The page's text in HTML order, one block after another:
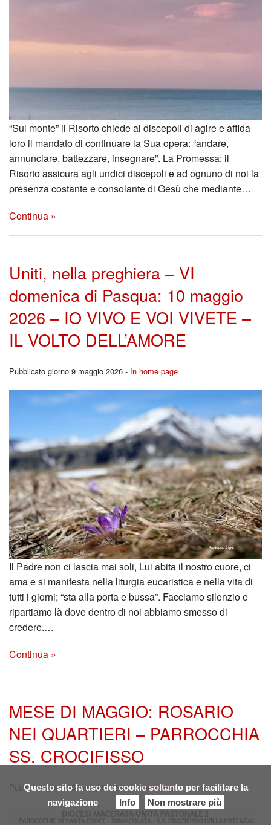
Questo sito fa uso dei cookie soltanto per facilitare la
navigazione
Info Non mostrare più
“Sul monte” il Risorto chiede ai discepoli di agire e affida
loro il mandato di continuare la Sua opera: “andare,
annunciare, battezzare, insegnare”. La Promessa: il
Risorto assicura agli undici discepoli e ad ognuno di noi la
presenza costante e consolante di Gesù che mediante…
Continua »
Uniti, nella preghiera – VI
domenica di Pasqua: 10 maggio
2026 – IO VIVO E VOI VIVETE –
IL VOLTO DELL’AMORE
Pubblicato giorno 9 maggio 2026 - In home page
Il Padre non ci lascia mai soli, Lui abita il nostro cuore, ci
ama e si manifesta nella liturgia eucaristica e nella vita di
tutti i giorni; “sta alla porta e bussa”. Facciamo silenzio e
ripartiamo là dove dentro di noi abbiamo smesso di
credere.…
Continua »
MESE DI MAGGIO: ROSARIO
NEI QUARTIERI – PARROCCHIA
SS. CROCIFISSO
Pubblicato giorno 5 maggio 2026 -In home page